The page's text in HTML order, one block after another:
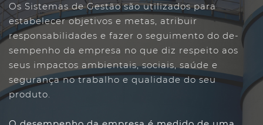
Os Sistemas de Gestão são utilizados para
estabelecer objetivos e me­tas, atribuir
responsabilidades e fazer o seguimento do de­
sempenho da empresa no que diz respeito aos
seus impactos ambientais, sociais, saúde e
segurança no trabalho e qualidade do seu
produto.